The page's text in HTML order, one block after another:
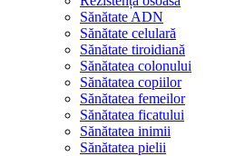
Sănătate ADN
Sănătate celulară
Sănătate tiroidiană
Sănătatea colonului
Sănătatea copiilor
Sănătatea femeilor
Sănătatea ficatului
Sănătatea inimii
Sănătatea pielii